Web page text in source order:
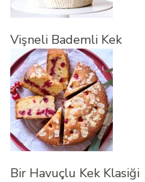
Vişneli Bademli Kek
Bir Havuçlu Kek Klasiği